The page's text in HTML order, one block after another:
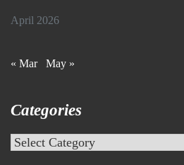
April 2026
« Mar May »
Categories
Categories